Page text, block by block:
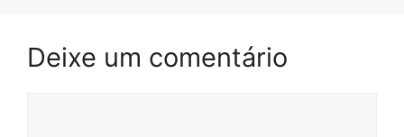
Deixe um comentário